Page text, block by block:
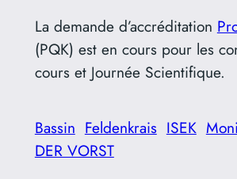
La demande d’accréditation
(PQK) est en cours pour les
cours et Journée Scientifique.
Bassin Feldenkrais ISEK
DER VORST